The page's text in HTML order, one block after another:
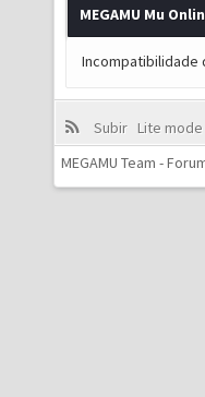
MEGAMU Mu
Incompatibilidade
Subir Lite mode
MEGAMU Team -